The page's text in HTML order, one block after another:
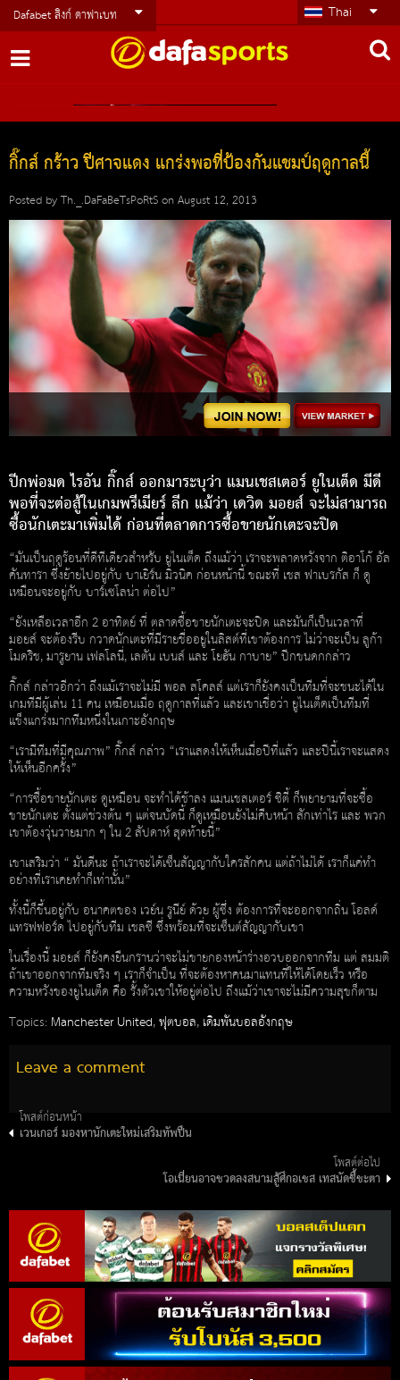
Dafabet ลิงก์ ดาฟาเบท Thai
กิ๊กส์ กร้าว ปีศาจแดง แกร่งพอที่ป้องกันแชมป์ฤดูกาลนี้
Posted byTh._.DaFaBeTsPoRtSonAugust 12, 2013
ปีกพ่อมด ไรอัน กิ๊กส์ ออกมาระบุว่า แมนเชสเตอร์ ยูในเต็ด มีดี
พอที่จะต่อสู้ในเกมพรีเมียร์ ลีก แม้ว่า เดวิด มอยส์ จะไม่สามารถ
ซื้อนักเตะมาเพิ่มได้ ก่อนที่ตลาดการซื้อขายนักเตะจะปิด
“มันเป็นฤดูร้อนที่ดีทีเดียวสำหรับ ยูไนเต็ด ถึงแม้ว่า เราจะพลาดหวังจาก ติอาโก้ อัล
คันทารา ซึ่งย้ายไปอยู่กับ บาเยิร์น มิวนิค ก่อนหน้านี้ ขณะที่ เชส ฟาเบรกัส ก็ ดู
เหมือนจะอยู่กับ บาร์เซโลน่า ต่อไป”
“ยังเหลือเวลาอีก 2 อาทิตย์ ที่ ตลาดซื้อขายนักเตะจะปิด และมันก็เป็นเวลาที่
มอยส์ จะต้องรีบ กวาดนักเตะที่มีรายชื่ออยูในลิสต์ที่เขาต้องการ ไม่ว่าจะเป็น ลูก้า
โมดริช, มารูยาน เฟลโลนี่, เลตัน เบนส์ และ โยฮัน กาบาย” ปีกขนดกกล่าว
กิ๊กส์ กล่าวอีกว่า ถึงแม้เราจะไม่มี พอล สโคลล์ แต่เราก็ยังคงเป็นทีมที่จะชนะได้ใน
เกมทีมีผู้เล่น 11 คน เหมือนเมื่อ ฤดูกาลที่แล้ว และเขาเชื่อว่า ยูไนเต็ดเป็นทีมที่
แข็งแกร่งมากทีมหนึ่งในเกาะอังกฤษ
“เรามีทีมที่มีคุณภาพ” กิ๊กส์ กล่าว “เราแสดงให้เห็นเมื่อปีที่แล้ว และปีนี้เราจะแสดง
ให้เห็นอีกครั้ง”
“การซื้อขายนักเตะ ดูเหมือน จะทำได้ช้าลง แมนเชสเตอร์ ซิตี้ ก็พยายามที่จะซื้อ
ขายนักเตะ ตั้งแต่ช่วงต้น ๆ แต่จนบัดนี้ ก็ดูเหมือนยังไม่คืบหน้า สักเท่าไร และ พวก
เขาต้องวุ่นวายมาก ๆ ใน 2 สัปดาห์ สุดท้ายนี้”
เขาเสริมว่า “ มันดีนะ ถ้าเราจะได้เซ็นสัญญากับใครสักคน แต่ถ้าไม่ได้ เราก็แค่ทำ
อย่างที่เราเคยทำก็เท่านั้น”
ทั้งนี้ก็ขึ้นอยู่กับ อนาคตของ เวย์น รูนีย์ ด้วย ผู้ซึ่ง ต้องการที่จะออกจากถิ่น โอลด์
แทรฟฟอร์ด ไปอยู่กับทีม เชลซี ซึ่งพร้อมที่จะเซ็นต์สัญญากับเขา
ในเรื่องนี้ มอยส์ ก็ยังคงยืนกรานว่าจะไม่ขายกองหน้าร่างอวบออกจากทีม แต่ สมมติ
ถ้าเขาออกจากทีมจริง ๆ เราก็จำเป็น ที่จะต้องหาคนมาแทนที่ให้ได้โดยเร็ว หรือ
ความหวังของยูไนเต็ด คือ รั้งตัวเขาให้อยู่ต่อไป ถึงแม้ว่าเขาจะไม่มีความสุขก็ตาม
Topics:Manchester United,ฟุตบอล,เดิมพันบอลอังกฤษ
Leave a comment
โพสต์ก่อนหน้า
เวนเกอร์ มองหานักเตะใหม่เสริมทัพปืน
โพสต์ต่อไป
โอเนี่ยนอาจชวดลงสนามสู้ศึกอเชส เทสนัดชี้ชะตา